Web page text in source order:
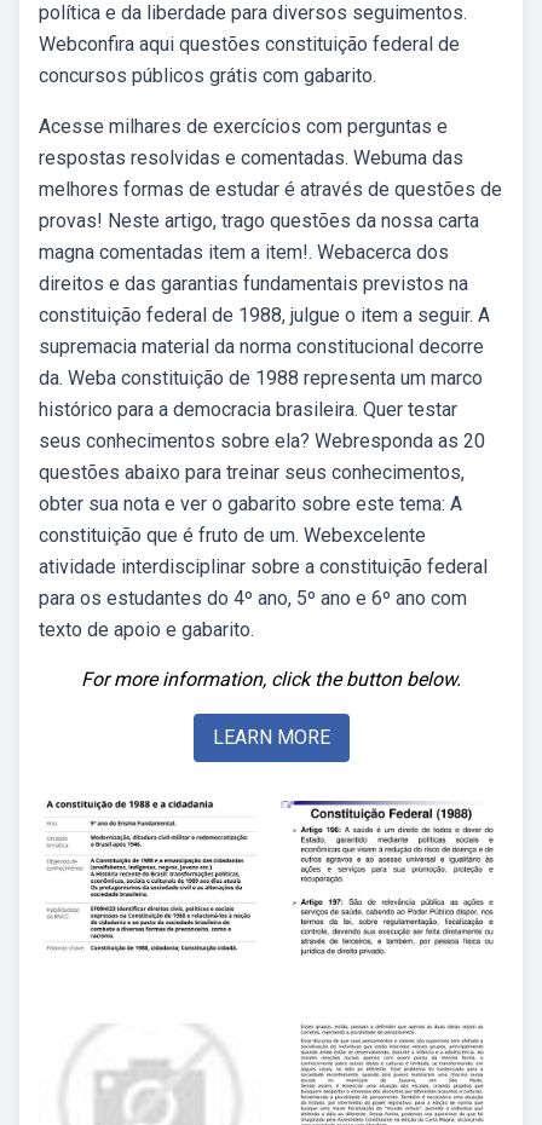
política e da liberdade para diversos seguimentos.
Webconfira aqui questões constituição federal de
concursos públicos grátis com gabarito.
Acesse milhares de exercícios com perguntas e
respostas resolvidas e comentadas. Webuma das
melhores formas de estudar é através de questões de
provas! Neste artigo, trago questões da nossa carta
magna comentadas item a item!. Webacerca dos
direitos e das garantias fundamentais previstos na
constituição federal de 1988, julgue o item a seguir. A
supremacia material da norma constitucional decorre
da. Weba constituição de 1988 representa um marco
histórico para a democracia brasileira. Quer testar
seus conhecimentos sobre ela? Webresponda as 20
questões abaixo para treinar seus conhecimentos,
obter sua nota e ver o gabarito sobre este tema: A
constituição que é fruto de um. Webexcelente
atividade interdisciplinar sobre a constituição federal
para os estudantes do 4º ano, 5º ano e 6º ano com
texto de apoio e gabarito.
For more information, click the button below.
LEARN MORE